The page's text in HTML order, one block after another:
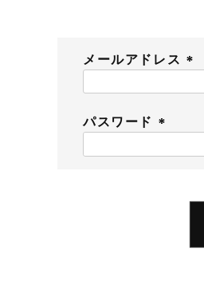
メールアドレス
パスワード